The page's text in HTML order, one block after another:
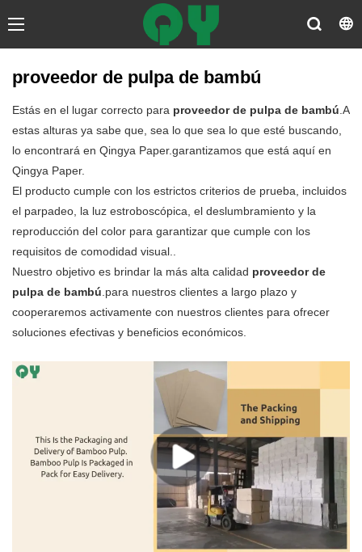
proveedor de pulpa de bambú
Estás en el lugar correcto para proveedor de pulpa de bambú.A
estas alturas ya sabe que, sea lo que sea lo que esté buscando,
lo encontrará en Qingya Paper.garantizamos que está aquí en
Qingya Paper.
El producto cumple con los estrictos criterios de prueba, incluidos
el parpadeo, la luz estroboscópica, el deslumbramiento y la
reproducción del color para garantizar que cumple con los
requisitos de comodidad visual..
Nuestro objetivo es brindar la más alta calidad proveedor de
pulpa de bambú.para nuestros clientes a largo plazo y
cooperaremos activamente con nuestros clientes para ofrecer
soluciones efectivas y beneficios económicos.